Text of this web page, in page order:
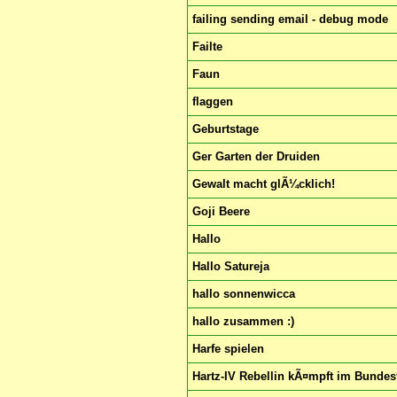
failing sending email - debug mode
Failte
Faun
flaggen
Geburtstage
Ger Garten der Druiden
Gewalt macht glÃ¼cklich!
Goji Beere
Hallo
Hallo Satureja
hallo sonnenwicca
hallo zusammen :)
Harfe spielen
Hartz-IV Rebellin kÃ¤mpft im